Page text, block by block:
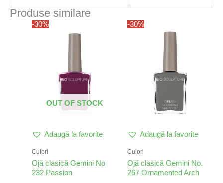
Produse similare
-30%
OUT OF STOCK
Adaugă la favorite
Culori
Ojă clasică Gemini No
232 Passion
fost:
46,78 lei.
-30%
Adaugă la favorite
Culori
Ojă clasică Gemini No.
267 Ornamented Arch
inițial
46,78 lei.